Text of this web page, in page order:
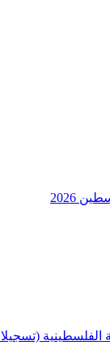
2026
الفلسطينية